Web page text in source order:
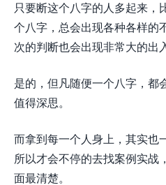
只要断这个八字的人多起来，
个八字，总会出现各种各样的
次的判断也会出现非常大的出
是的，但凡随便一个八字，都
值得深思。
而拿到每一个人身上，其实也
所以才会不停的去找案例实战
面最清楚。